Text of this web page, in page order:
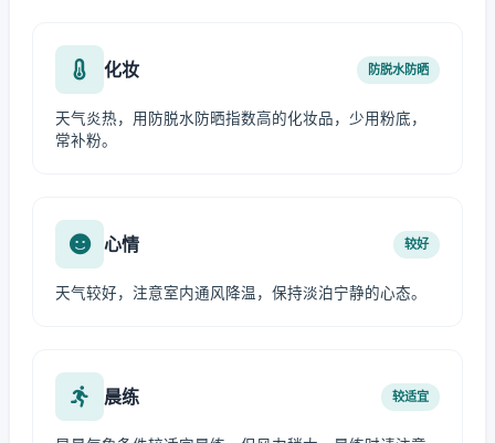
化妆 防脱水防晒
天气炎热，用防脱水防晒指数高的化妆品，少用粉底，
常补粉。
心情 较好
天气较好，注意室内通风降温，保持淡泊宁静的心态。
晨练 较适宜